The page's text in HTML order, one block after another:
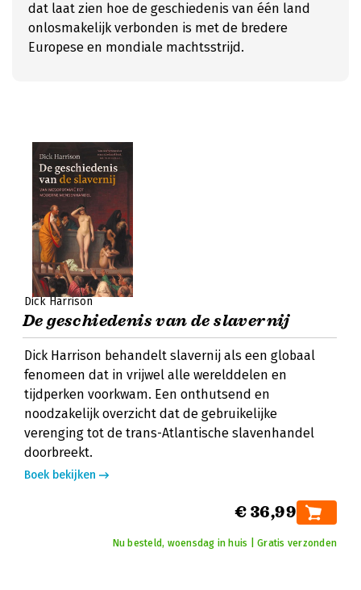
dat laat zien hoe de geschiedenis van één land
onlosmakelijk verbonden is met de bredere
Europese en mondiale machtsstrijd.
Dick Harrison
De geschiedenis van de slavernij
Dick Harrison behandelt slavernij als een globaal
fenomeen dat in vrijwel alle werelddelen en
tijdperken voorkwam. Een onthutsend en
noodzakelijk overzicht dat de gebruikelijke
verenging tot de trans-Atlantische slavenhandel
doorbreekt.
Boek bekijken
€ 36,99
Nu besteld, woensdag in huis | Gratis verzonden